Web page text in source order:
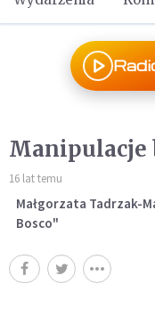
Manipulacje
16 lat temu
Małgorzata Tadrzak-
Bosco"